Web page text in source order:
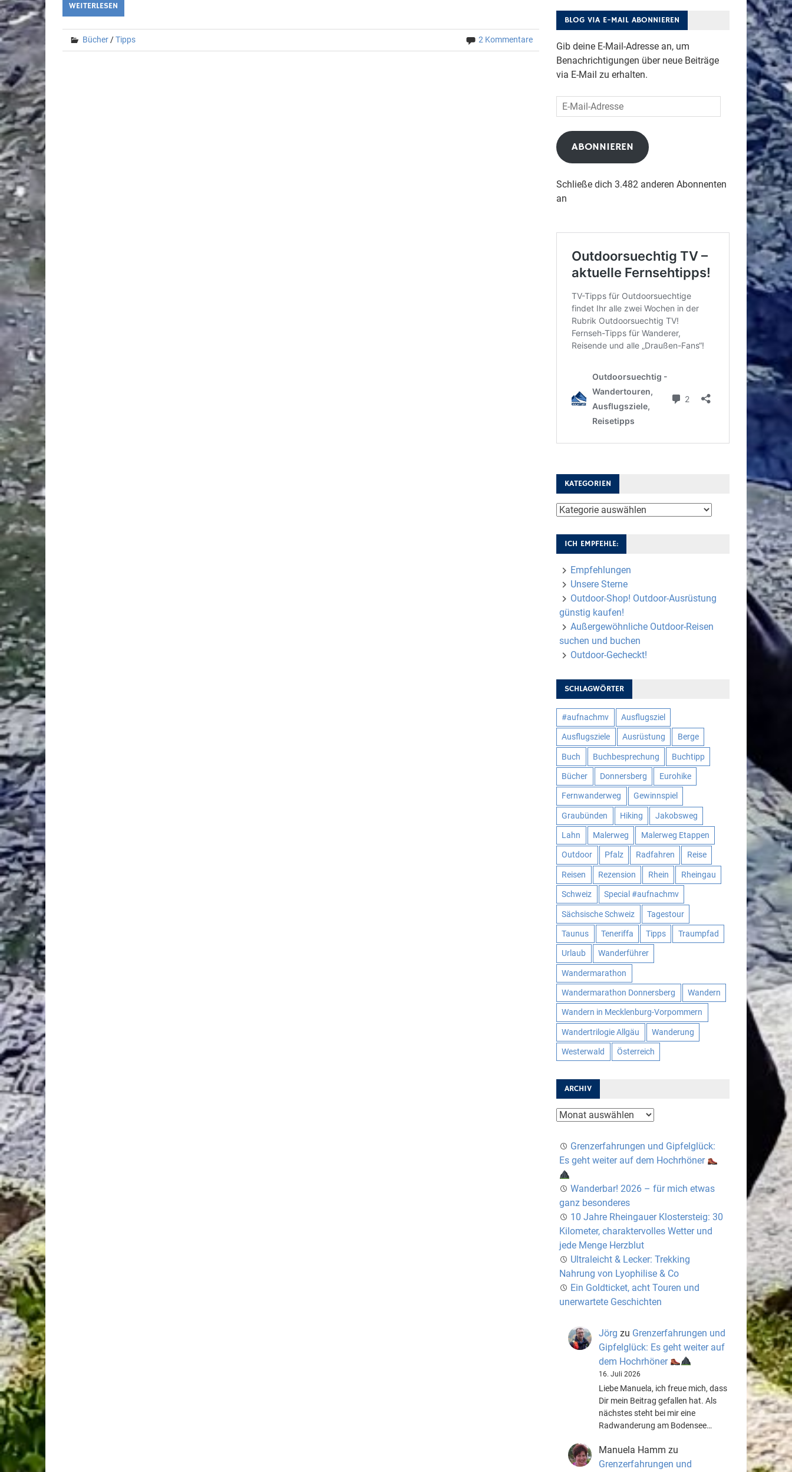
WEITERLESEN
Bücher/Tipps 2 Kommentare
BLOG VIA E-MAIL ABONNIEREN
Gib deine E-Mail-Adresse an, um
Benachrichtigungen über neue Beiträge
via E-Mail zu erhalten.
E-
Mail-
Adresse
ABONNIEREN
Schließe dich 3.482 anderen Abonnenten
an
KATEGORIEN
Kategorien
ICH EMPFEHLE:
Empfehlungen
Unsere Sterne
Outdoor-Shop! Outdoor-Ausrüstung
günstig kaufen!
Außergewöhnliche Outdoor-Reisen
suchen und buchen
Outdoor-Gecheckt!
SCHLAGWÖRTER
#aufnachmv Ausflugsziel
Ausflugsziele Ausrüstung Berge
Buch Buchbesprechung Buchtipp
Bücher Donnersberg Eurohike
Fernwanderweg Gewinnspiel
Graubünden Hiking Jakobsweg
Lahn Malerweg Malerweg Etappen
Outdoor Pfalz Radfahren Reise
Reisen Rezension Rhein Rheingau
Schweiz Special #aufnachmv
Sächsische Schweiz Tagestour
Taunus Teneriffa Tipps Traumpfad
Urlaub Wanderführer
Wandermarathon
Wandermarathon Donnersberg Wandern
Wandern in Mecklenburg-Vorpommern
Wandertrilogie Allgäu Wanderung
Westerwald Österreich
ARCHIV
Archiv
Grenzerfahrungen und Gipfelglück:
Es geht weiter auf dem Hochrhöner
Wanderbar! 2026 – für mich etwas
ganz besonderes
10 Jahre Rheingauer Klostersteig: 30
Kilometer, charaktervolles Wetter und
jede Menge Herzblut
Ultraleicht & Lecker: Trekking
Nahrung von Lyophilise & Co
Ein Goldticket, acht Touren und
unerwartete Geschichten
Jörg zu Grenzerfahrungen und
Gipfelglück: Es geht weiter auf
dem Hochrhöner
16. Juli 2026
Liebe Manuela, ich freue mich, dass
Dir mein Beitrag gefallen hat. Als
nächstes steht bei mir eine
Radwanderung am Bodensee…
Manuela Hamm zu
Grenzerfahrungen und